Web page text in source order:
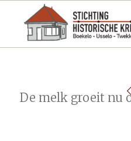
De melk groeit nu